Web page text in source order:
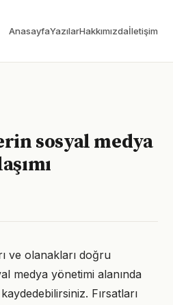
AnasayfaYazılarHakkımızdaİletişim
sosyal medya
ve olanakları doğru
medya yönetimi alanında
Fırsatları